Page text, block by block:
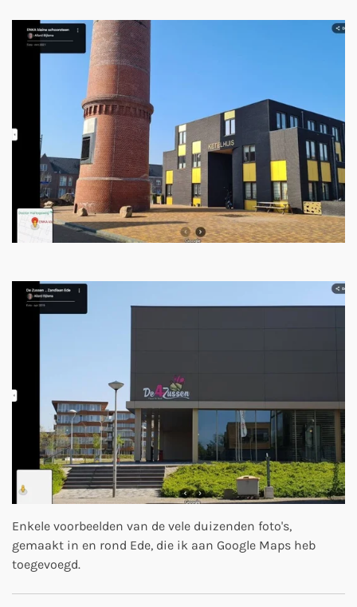
Enkele voorbeelden van de vele duizenden foto's,
gemaakt in en rond Ede, die ik aan Google Maps heb
toegevoegd.